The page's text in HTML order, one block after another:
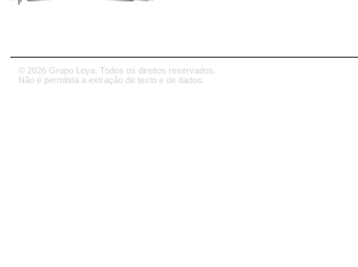
© 2026 Grupo Leya. Todos os direitos reservados.
Não é permitida a extração de texto e de dados.